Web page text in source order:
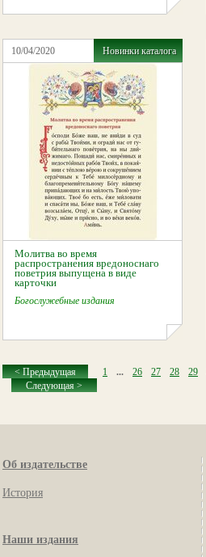
10/04/2020 Новинки каталога
Молитва во время
распространения вредоноснаго
поветрия выпущена в виде
карточки
Богослужебные издания
< Предыдущая 1 ... 26 27 28 29
Следующая >
Об издательстве
История
Наши издания